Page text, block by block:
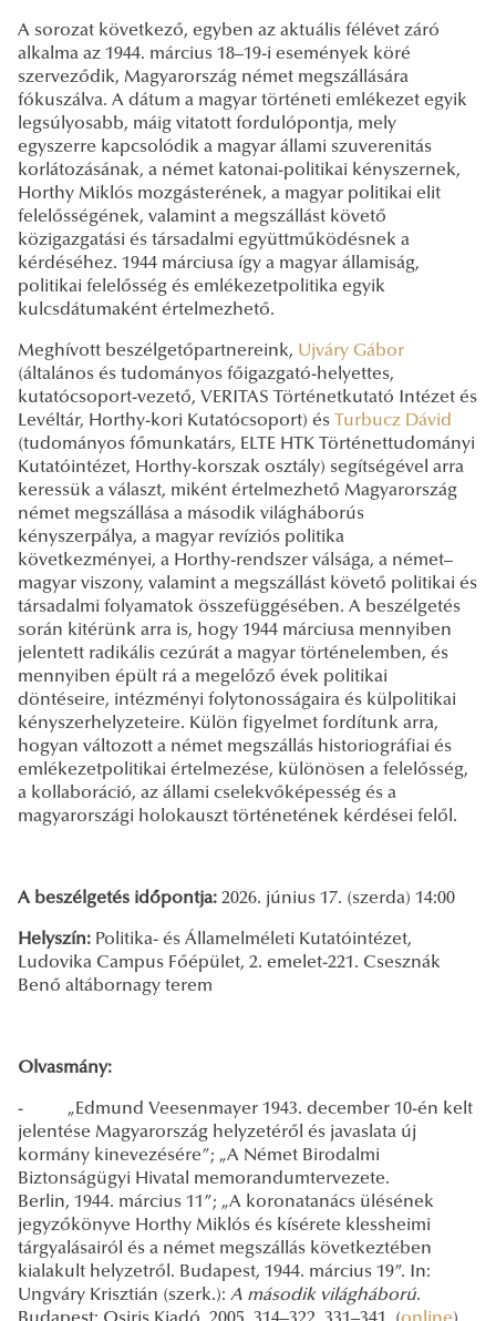
A sorozat következő, egyben az aktuális félévet záró
alkalma az 1944. március 18–19-i események köré
szerveződik, Magyarország német megszállására
fókuszálva. A dátum a magyar történeti emlékezet egyik
legsúlyosabb, máig vitatott fordulópontja, mely
egyszerre kapcsolódik a magyar állami szuverenitás
korlátozásának, a német katonai-politikai kényszernek,
Horthy Miklós mozgásterének, a magyar politikai elit
felelősségének, valamint a megszállást követő
közigazgatási és társadalmi együttműködésnek a
kérdéséhez. 1944 márciusa így a magyar államiság,
politikai felelősség és emlékezetpolitika egyik
kulcsdátumaként értelmezhető.
Meghívott beszélgetőpartnereink, Ujváry Gábor
(általános és tudományos főigazgató-helyettes,
kutatócsoport-vezető, VERITAS Történetkutató Intézet és
Levéltár, Horthy-kori Kutatócsoport) és Turbucz Dávid
(tudományos főmunkatárs, ELTE HTK Történettudományi
Kutatóintézet, Horthy-korszak osztály) segítségével arra
keressük a választ, miként értelmezhető Magyarország
német megszállása a második világháborús
kényszerpálya, a magyar revíziós politika
következményei, a Horthy-rendszer válsága, a német–
magyar viszony, valamint a megszállást követő politikai és
társadalmi folyamatok összefüggésében. A beszélgetés
során kitérünk arra is, hogy 1944 márciusa mennyiben
jelentett radikális cezúrát a magyar történelemben, és
mennyiben épült rá a megelőző évek politikai
döntéseire, intézményi folytonosságaira és külpolitikai
kényszerhelyzeteire. Külön figyelmet fordítunk arra,
hogyan változott a német megszállás historiográfiai és
emlékezetpolitikai értelmezése, különösen a felelősség,
a kollaboráció, az állami cselekvőképesség és a
magyarországi holokauszt történetének kérdései felől.
A beszélgetés időpontja: 2026. június 17. (szerda) 14:00
Helyszín: Politika- és Államelméleti Kutatóintézet,
Ludovika Campus Főépület, 2. emelet-221. Csesznák
Benő altábornagy terem
Olvasmány:
- „Edmund Veesenmayer 1943. december 10-én kelt
jelentése Magyarország helyzetéről és javaslata új
kormány kinevezésére”; „A Német Birodalmi
Biztonságügyi Hivatal memorandumtervezete.
Berlin, 1944. március 11”; „A koronatanács ülésének
jegyzőkönyve Horthy Miklós és kísérete klessheimi
tárgyalásairól és a német megszállás következtében
kialakult helyzetről. Budapest, 1944. március 19”. In:
Ungváry Krisztián (szerk.): A második világháború.